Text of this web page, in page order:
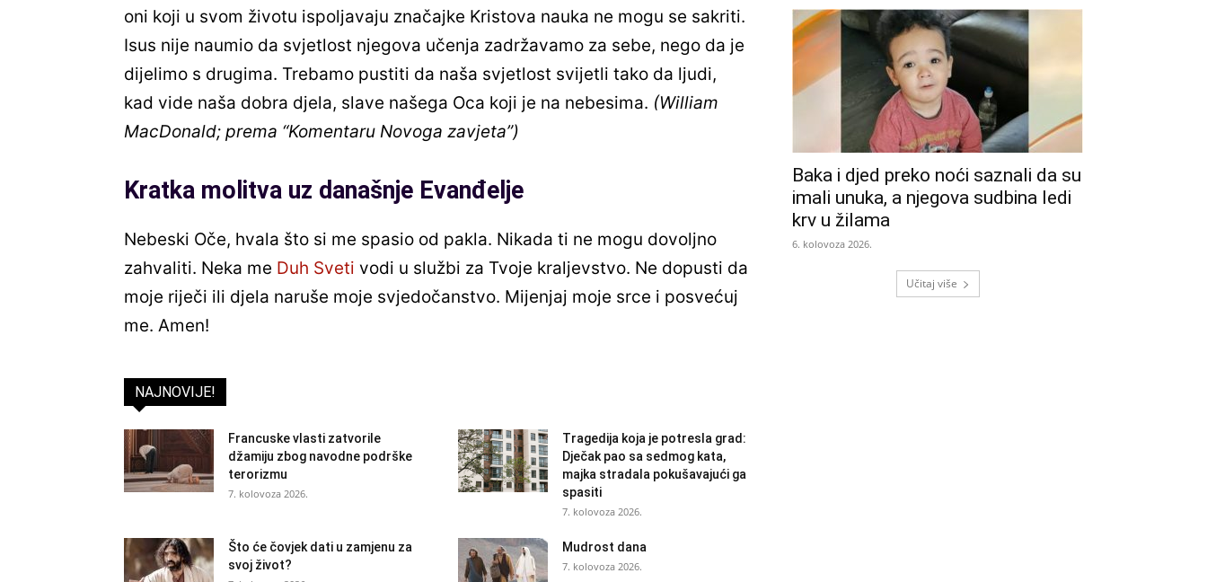
oni koji u svom životu ispoljavaju značajke Kristova nauka ne mogu se sakriti.
Isus nije naumio da svjetlost njegova učenja zadržavamo za sebe, nego da je
dijelimo s drugima. Trebamo pustiti da naša svjetlost svijetli tako da ljudi,
kad vide naša dobra djela, slave našega Oca koji je na nebesima. (William
MacDonald; prema “Komentaru Novoga zavjeta”)
Kratka molitva uz današnje Evanđelje
Nebeski Oče, hvala što si me spasio od pakla. Nikada ti ne mogu dovoljno
zahvaliti. Neka me Duh Sveti vodi u službi za Tvoje kraljevstvo. Ne dopusti da
moje riječi ili djela naruše moje svjedočanstvo. Mijenjaj moje srce i posvećuj
me. Amen!
NAJNOVIJE!
Francuske vlasti zatvorile
džamiju zbog navodne podrške
terorizmu
7. kolovoza 2026.
Tragedija koja je potresla grad:
Dječak pao sa sedmog kata,
majka stradala pokušavajući ga
spasiti
7. kolovoza 2026.
Što će čovjek dati u zamjenu za
svoj život?
Mudrost dana
7. kolovoza 2026.
Baka i djed preko noći saznali da su
imali unuka, a njegova sudbina ledi
krv u žilama
6. kolovoza 2026.
Učitaj više